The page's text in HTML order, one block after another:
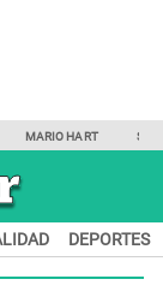
MARIO HART
DEPORTES